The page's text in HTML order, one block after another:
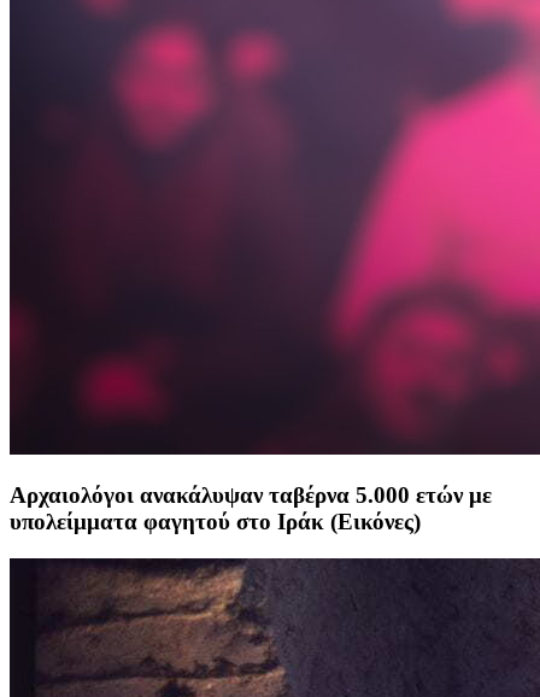
Αρχαιολόγοι ανακάλυψαν ταβέρνα 5.000 ετών με
υπολείμματα φαγητού στο Ιράκ (Εικόνες)